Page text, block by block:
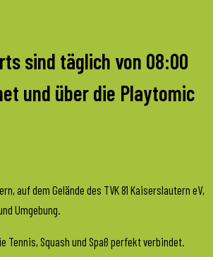
sind täglich von 08:00
und über die Playtomic
auf dem Gelände des TVK 81 Kaiserslautern eV,
Umgebung.
Squash und Spaß perfekt verbindet.